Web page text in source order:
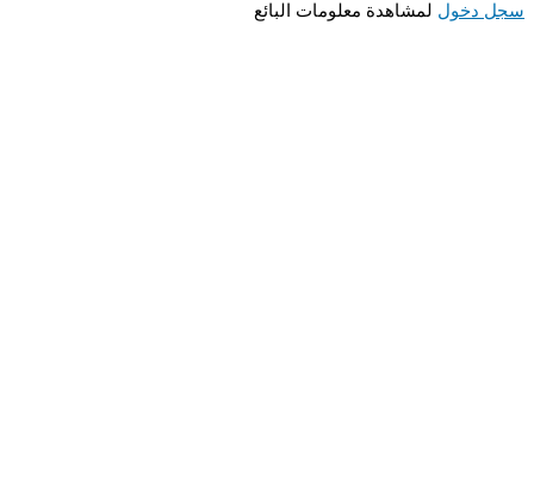
دخوللمشاهدة معلومات البائع